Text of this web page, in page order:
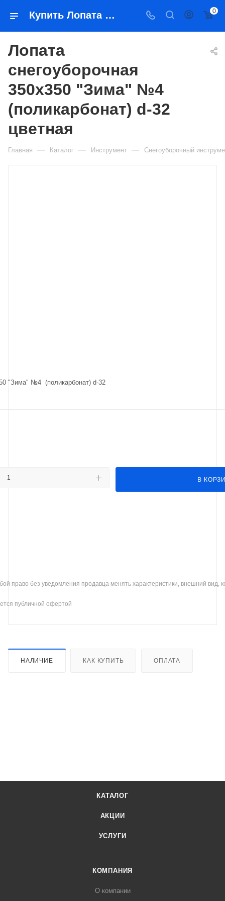
Купить Лопата снегоуборочная 350x350 "Зима" №4 (поликарбонат) d-32 цветная в Якутске — цена, характеристики, подбор | Востоктехторг 0
Лопата
снегоуборочная
350x350 "Зима" №4
(поликарбонат) d-32
цветная
Главная — Каталог — Инструмент — Снегоуборочный
"Зима" №4 (поликарбонат) d-32
В
право без уведомления продавца менять характеристики, внешний вид,
публичной офертой
НАЛИЧИЕ КАК КУПИТЬ ОПЛАТА
КАТАЛОГ
АКЦИИ
УСЛУГИ
КОМПАНИЯ
О компании